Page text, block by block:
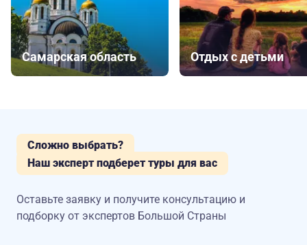
Самарская область Отдых с детьми
Сложно выбрать?
Наш эксперт подберет туры для вас
Оставьте заявку и получите консультацию и
подборку от экспертов Большой Страны